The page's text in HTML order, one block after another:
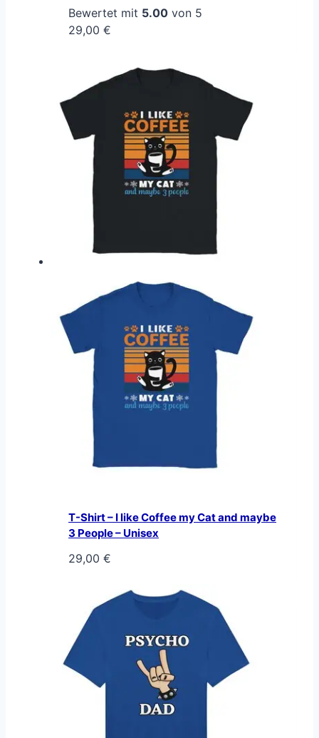
Bewertet mit 5.00 von 5
29,00 €
T-Shirt – I like Coffee my Cat and maybe
3 People – Unisex
29,00 €